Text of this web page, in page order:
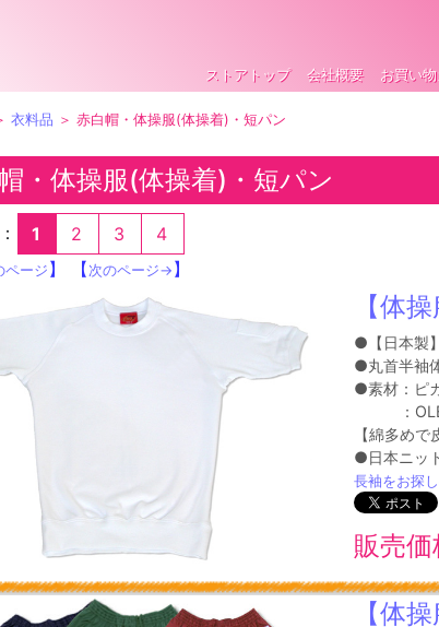
ストアトップ 会社概要 お買い
衣料品 ＞ 赤白帽・体操服(体操着)・短パン
・体操服(体操着)・短パン
1 2 3
4
ージ】 【次のページ→】
【体
●【日本製】
●丸首半袖
●素材：ピ
：
【綿多めで
●日本ニッ
長袖をお探
販売
【体